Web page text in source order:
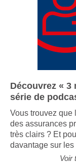
Découvrez «
série de
Vous trouvez que
des assurances
très clairs ? Et
davantage sur les
Voir